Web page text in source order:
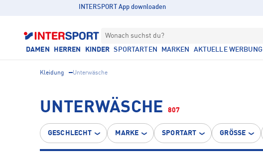
INTERSPORT App downloaden
Wonach suchst du?
DAMEN HERREN KINDER SPORTARTEN MARKEN AKTUELLE WERBUNG
Kleidung Unterwäsche
UNTERWÄSCHE 807
GESCHLECHT MARKE SPORTART GRÖSSE